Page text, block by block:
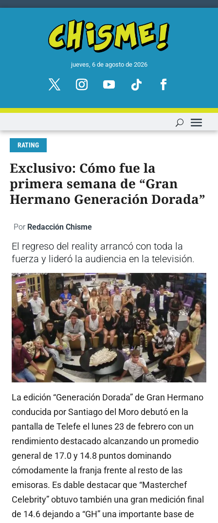
jueves, 6 de agosto de 2026
RATING
Exclusivo: Cómo fue la
primera semana de “Gran
Hermano Generación Dorada”
Por Redacción Chisme
El regreso del reality arrancó con toda la
fuerza y lideró la audiencia en la televisión.
La edición “Generación Dorada” de Gran Hermano
conducida por Santiago del Moro debutó en la
pantalla de Telefe el lunes 23 de febrero con un
rendimiento destacado alcanzando un promedio
general de 17.0 y 14.8 puntos dominando
cómodamente la franja frente al resto de las
emisoras. Es dable destacar que “Masterchef
Celebrity” obtuvo también una gran medición final
de 14.6 dejando a “GH” una importante base de